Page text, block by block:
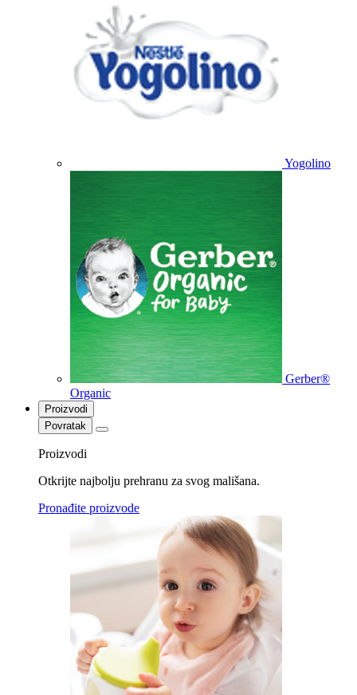
Yogolino
Gerber®
Organic
Proizvodi
Povratak
Proizvodi
Otkrijte najbolju prehranu za svog mališana.
Pronađite proizvode